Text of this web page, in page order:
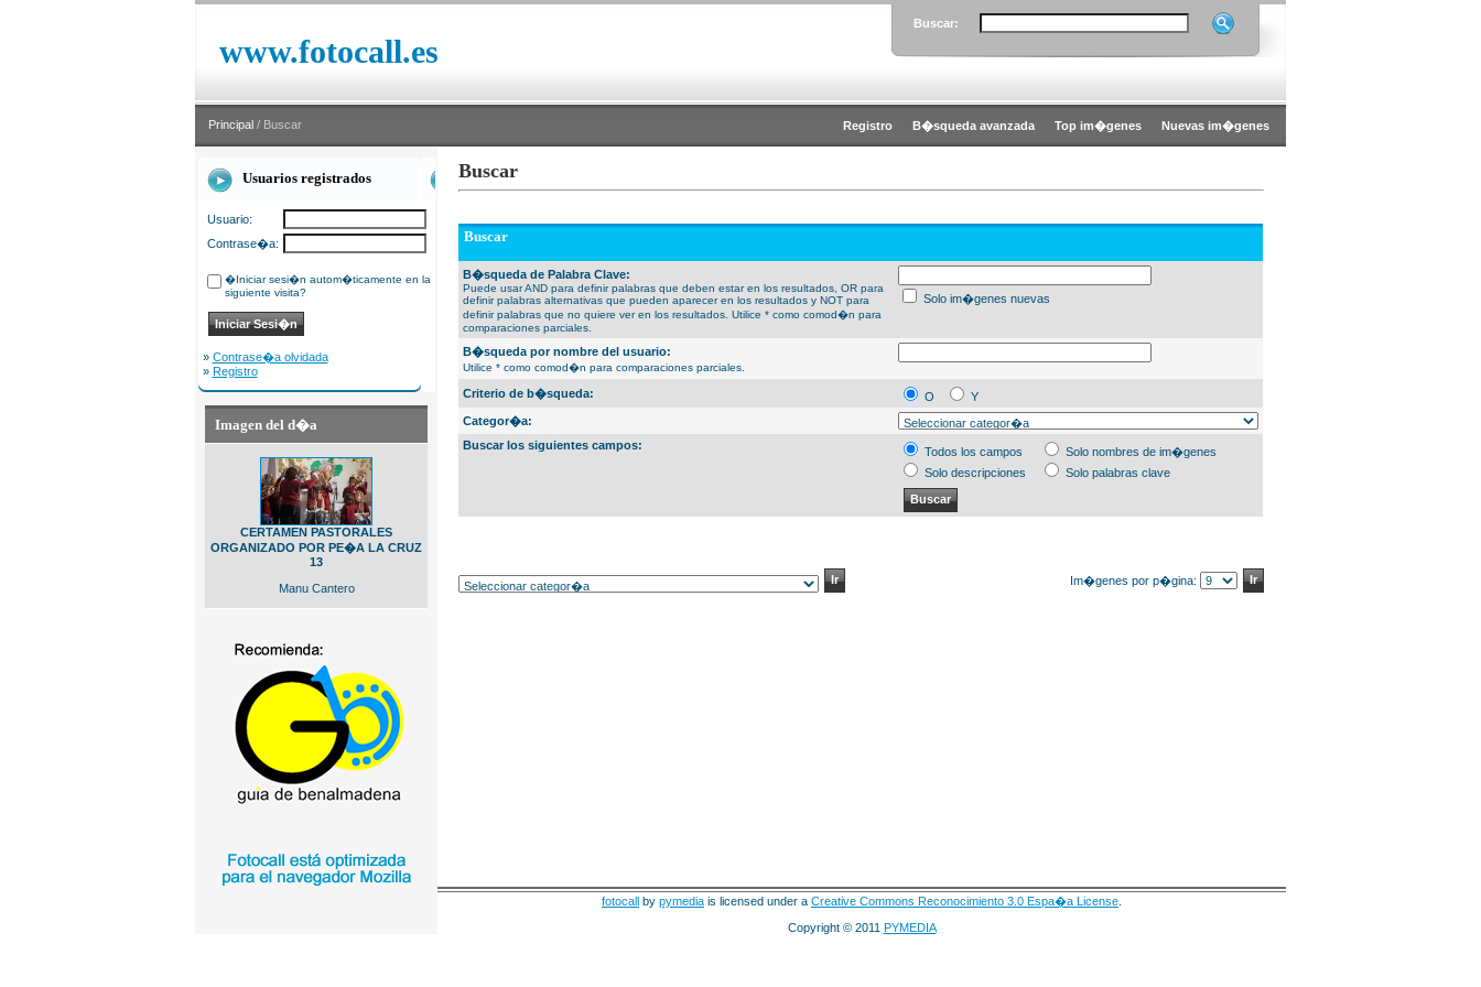
www.fotocall.es
Buscar:
Principal / Buscar Registro B�squeda avanzada Top im�genes Nuevas im�genes
Usuarios registrados
Usuario:
Contrase�a:
�Iniciar sesi�n autom�ticamente en la
siguiente visita?
» Contrase�a olvidada
» Registro
Imagen del d�a
CERTAMEN PASTORALES
ORGANIZADO POR PE�A LA CRUZ
13
Manu Cantero
Buscar
Buscar
B�squeda de Palabra Clave:
Puede usar AND para definir palabras que deben estar en los resultados, OR para
definir palabras alternativas que pueden aparecer en los resultados y NOT para
definir palabras que no quiere ver en los resultados. Utilice * como comod�n para
comparaciones parciales.
Solo im�genes nuevas
B�squeda por nombre del usuario:
Utilice * como comod�n para comparaciones parciales.
Criterio de b�squeda: O
Y
Categor�a:
Buscar los siguientes campos:
Todos los campos
Solo nombres de im�genes
Solo descripciones
Solo palabras clave
Im�genes por p�gina:
fotocall by pymedia is licensed under a Creative Commons Reconocimiento 3.0 Espa�a License
Copyright © 2011 PYMEDIA